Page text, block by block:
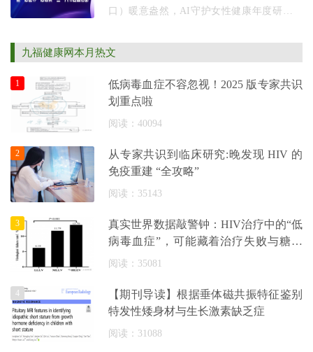
口）暖意盎然，AI守护女性健康年度研讨会
幕。这场汇聚卫健委领导、三甲医院妇产生
殖专家、科研领
九福健康网本月热文
低病毒血症不容忽视！2025 版专家共识
划重点啦
阅读：40094
1
从专家共识到临床研究:晚发现 HIV 的
免疫重建 “全攻略”
阅读：35143
2
真实世界数据敲警钟：HIV治疗中的“低
病毒血症”，可能藏着治疗失败与糖尿
病
阅读：35081
3
【期刊导读】根据垂体磁共振特征鉴别
特发性矮身材与生长激素缺乏症
阅读：31088
4